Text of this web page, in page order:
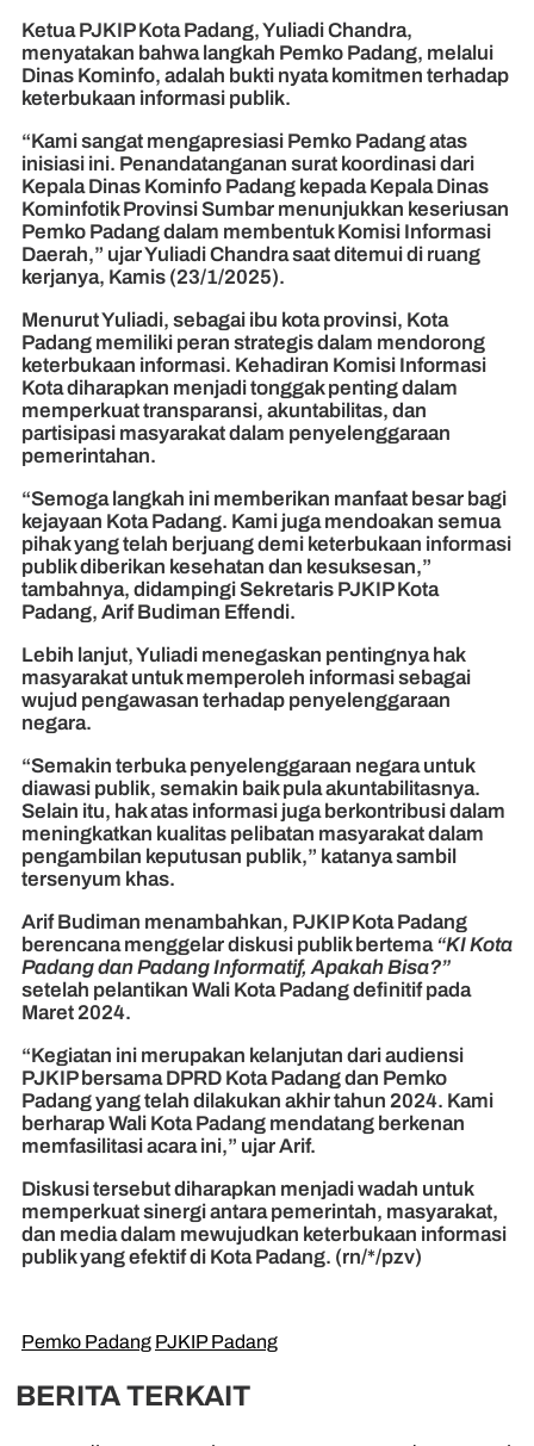
Ketua PJKIP Kota Padang, Yuliadi Chandra,
menyatakan bahwa langkah Pemko Padang, melalui
Dinas Kominfo, adalah bukti nyata komitmen terhadap
keterbukaan informasi publik.
“Kami sangat mengapresiasi Pemko Padang atas
inisiasi ini. Penandatanganan surat koordinasi dari
Kepala Dinas Kominfo Padang kepada Kepala Dinas
Kominfotik Provinsi Sumbar menunjukkan keseriusan
Pemko Padang dalam membentuk Komisi Informasi
Daerah,” ujar Yuliadi Chandra saat ditemui di ruang
kerjanya, Kamis (23/1/2025).
Menurut Yuliadi, sebagai ibu kota provinsi, Kota
Padang memiliki peran strategis dalam mendorong
keterbukaan informasi. Kehadiran Komisi Informasi
Kota diharapkan menjadi tonggak penting dalam
memperkuat transparansi, akuntabilitas, dan
partisipasi masyarakat dalam penyelenggaraan
pemerintahan.
“Semoga langkah ini memberikan manfaat besar bagi
kejayaan Kota Padang. Kami juga mendoakan semua
pihak yang telah berjuang demi keterbukaan informasi
publik diberikan kesehatan dan kesuksesan,”
tambahnya, didampingi Sekretaris PJKIP Kota
Padang, Arif Budiman Effendi.
Lebih lanjut, Yuliadi menegaskan pentingnya hak
masyarakat untuk memperoleh informasi sebagai
wujud pengawasan terhadap penyelenggaraan
negara.
“Semakin terbuka penyelenggaraan negara untuk
diawasi publik, semakin baik pula akuntabilitasnya.
Selain itu, hak atas informasi juga berkontribusi dalam
meningkatkan kualitas pelibatan masyarakat dalam
pengambilan keputusan publik,” katanya sambil
tersenyum khas.
Arif Budiman menambahkan, PJKIP Kota Padang
berencana menggelar diskusi publik bertema“KI Kota
Padang dan Padang Informatif, Apakah Bisa?”
setelah pelantikan Wali Kota Padang definitif pada
Maret 2024.
“Kegiatan ini merupakan kelanjutan dari audiensi
PJKIP bersama DPRD Kota Padang dan Pemko
Padang yang telah dilakukan akhir tahun 2024. Kami
berharap Wali Kota Padang mendatang berkenan
memfasilitasi acara ini,” ujar Arif.
Diskusi tersebut diharapkan menjadi wadah untuk
memperkuat sinergi antara pemerintah, masyarakat,
dan media dalam mewujudkan keterbukaan informasi
publik yang efektif di Kota Padang. (rn/*/pzv)
Pemko Padang PJKIP Padang
BERITA TERKAIT